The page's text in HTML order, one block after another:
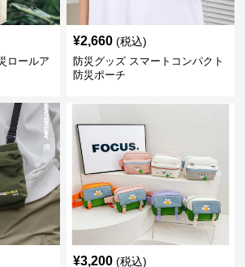
ロールア
¥2,660 (税込)
防災グッズ スマートコンパクト
防災ポーチ
¥3,200 (税込)